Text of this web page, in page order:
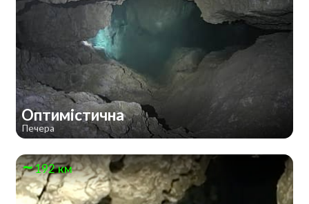
Оптимістична
Печера
192 км